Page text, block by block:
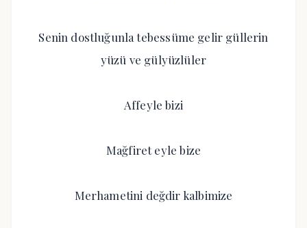
Senin dostluğunla tebessüme gelir güllerin
yüzü ve gülyüzlüler
Affeyle bizi
Mağfiret eyle bize
Merhametini değdir kalbimize